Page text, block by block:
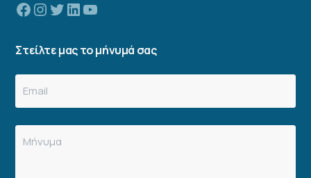
Facebook
Instagram
TwitterLinkedinYouTube
Στείλτε μας το μήνυμά σας